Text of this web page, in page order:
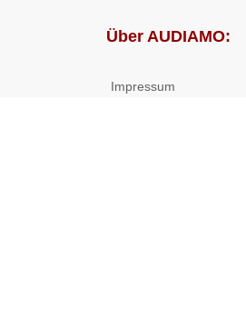
Über AUDIAMO:
Impressum